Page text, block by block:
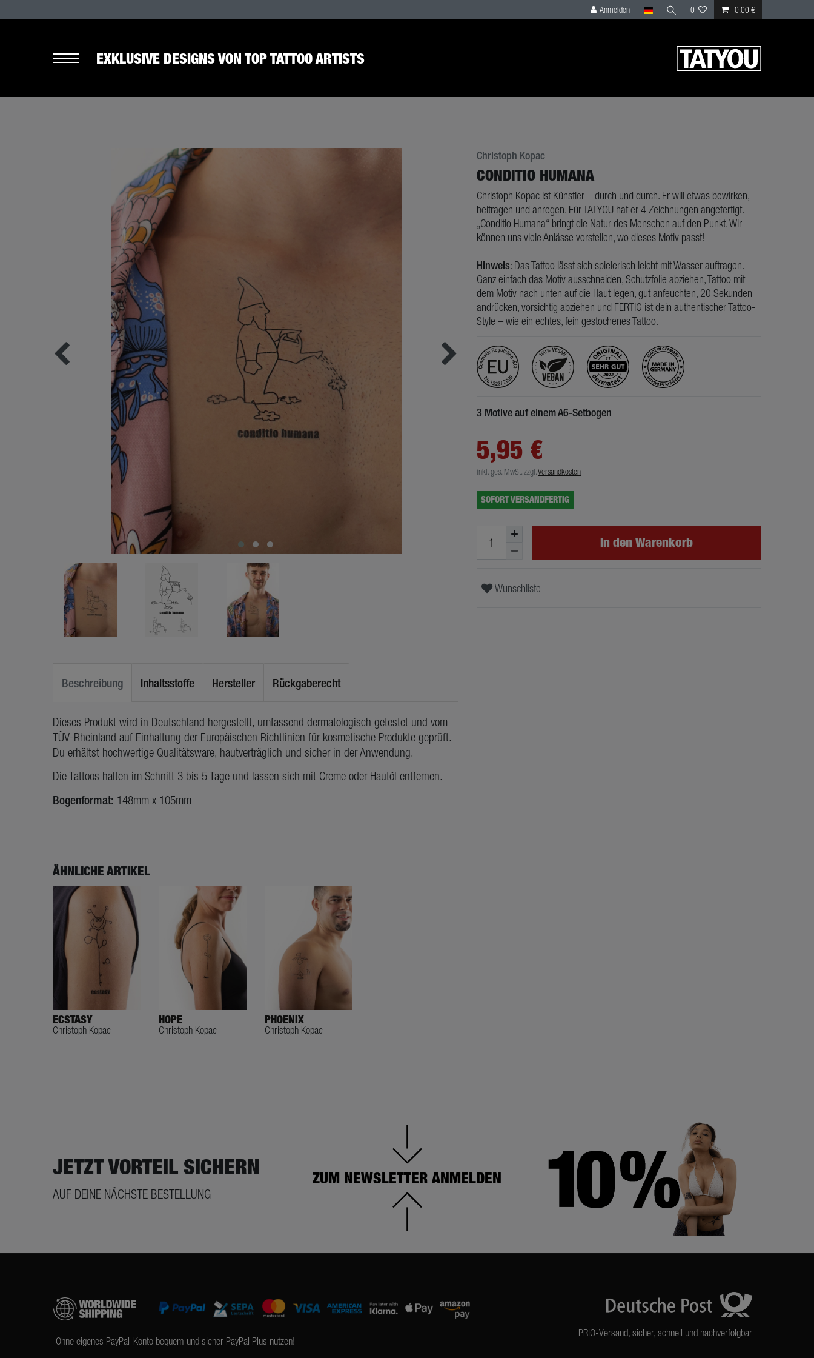
Anmelden 0 0,00 €
EXKLUSIVE DESIGNS VON TOP TATTOO ARTISTS
Christoph Kopac
CONDITIO HUMANA
Christoph Kopac ist Künstler – durch und durch. Er will etwas bewirken,
beitragen und anregen. Für TATYOU hat er 4 Zeichnungen angefertigt.
„Conditio Humana“ bringt die Natur des Menschen auf den Punkt. Wir
können uns viele Anlässe vorstellen, wo dieses Motiv passt!
Hinweis: Das Tattoo lässt sich spielerisch leicht mit Wasser auftragen.
Ganz einfach das Motiv ausschneiden, Schutzfolie abziehen, Tattoo mit
dem Motiv nach unten auf die Haut legen, gut anfeuchten, 20 Sekunden
andrücken, vorsichtig abziehen und FERTIG ist dein authentischer Tattoo-
Style – wie ein echtes, fein gestochenes Tattoo.
3 Motive auf einem A6-Setbogen
5,95 €
inkl. ges. MwSt.zzgl.Versandkosten
SOFORT VERSANDFERTIG
In den Warenkorb
Wunschliste
Beschreibung Inhaltsstoffe Hersteller Rückgaberecht
Dieses Produkt wird in Deutschland hergestellt, umfassend dermatologisch getestet und vom
TÜV-Rheinland auf Einhaltung der Europäischen Richtlinien für kosmetische Produkte geprüft.
Du erhältst hochwertige Qualitätsware, hautverträglich und sicher in der Anwendung.
Die Tattoos halten im Schnitt 3 bis 5 Tage und lassen sich mit Creme oder Hautöl entfernen.
Bogenformat: 148mm x 105mm
ÄHNLICHE ARTIKEL
ECSTASY
Christoph Kopac
HOPE
Christoph Kopac
PHOENIX
Christoph Kopac
JETZT VORTEIL SICHERN
AUF DEINE NÄCHSTE BESTELLUNG
ZUM NEWSLETTER ANMELDEN
Ohne eigenes PayPal-Konto bequem und sicher PayPal Plus nutzen!
PRIO-Versand, sicher, schnell und nachverfolgbar